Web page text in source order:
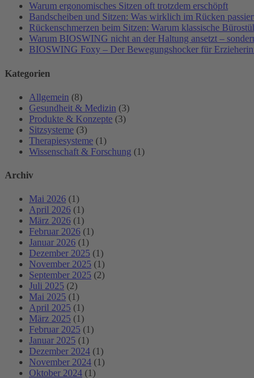
Warum ergonomisches Sitzen oft trotzdem erschöpft
Bandscheiben und Sitzen: Was wirklich im Rücken
Rückenschmerzen beim Sitzen: Warum klassische
Warum BIOSWING nicht an der Haltung ansetzt –
BIOSWING Foxy – Der Bewegungshocker für
Kategorien
Allgemein (8)
Gesundheit & Medizin (3)
Produkte & Konzepte (3)
Sitzsysteme (3)
Therapiesysteme (1)
Wissenschaft & Forschung (1)
Archiv
Mai 2026 (1)
April 2026 (1)
März 2026 (1)
Februar 2026 (1)
Januar 2026 (1)
Dezember 2025 (1)
November 2025 (1)
September 2025 (2)
Juli 2025 (2)
Mai 2025 (1)
April 2025 (1)
März 2025 (1)
Februar 2025 (1)
Januar 2025 (1)
Dezember 2024 (1)
November 2024 (1)
Oktober 2024 (1)